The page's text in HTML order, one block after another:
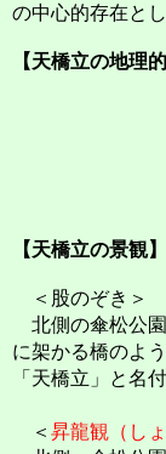
の中心的存在と
【天橋立の地理
【天橋立の景観】
＜股のぞき＞
北側の傘松公
に架かる橋のよ
「天橋立」と名
＜ 昇龍観（し